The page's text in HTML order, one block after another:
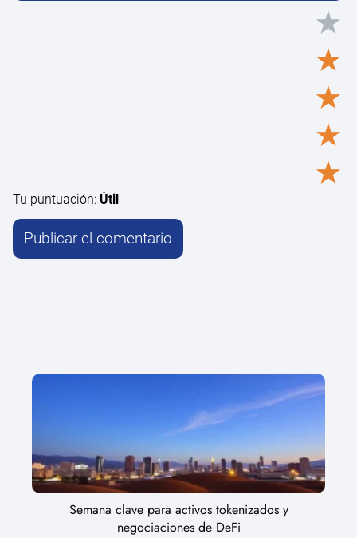
★
★
★
★
★
Tu puntuación: Útil
Semana clave para activos tokenizados y
negociaciones de DeFi